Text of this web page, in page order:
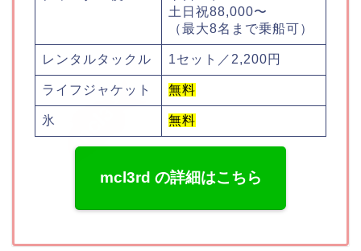
土日祝88,000〜
（最大8名まで乗船可）
レンタルタックル 1セット／2,200円
ライフジャケット 無料
氷 無料
mcl3rd の詳細はこちら